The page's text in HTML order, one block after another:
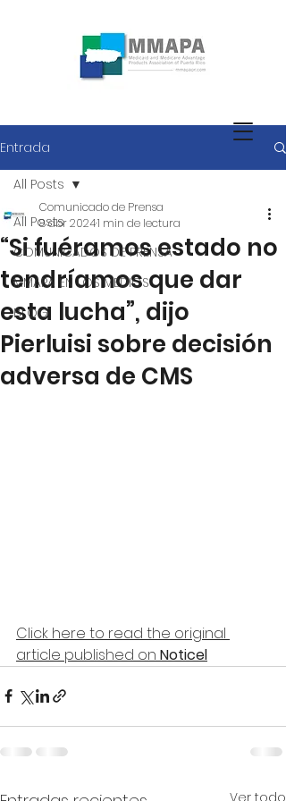
Entrada
All Posts
COMUNICADOS DE PRENSA
MMAPA EN LOS MEDIOS
BLOG
All Posts
“Si fuéramos estado no
tendríamos que dar
esta lucha”, dijo
Pierluisi sobre decisión
adversa de CMS
Comunicado de Prensa
8 abr 20241 min de lectura
Click here to read the original
article published on Noticel
Ver todo